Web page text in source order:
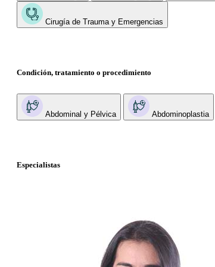
Cirugía de Trauma y Emergencias
Condición, tratamiento o procedimiento
Abdominal y Pélvica Abdominoplastia
Especialistas